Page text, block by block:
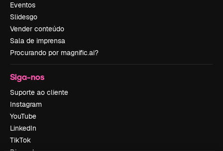
Eventos
Slidesgo
Vender conteúdo
Sala de imprensa
Procurando por magnific.ai?
Siga-nos
Suporte ao cliente
Instagram
YouTube
LinkedIn
TikTok